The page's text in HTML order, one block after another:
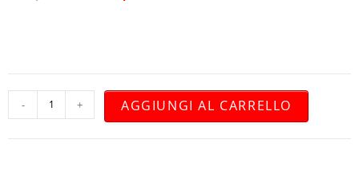
- + AGGIUNGI AL CARRELLO